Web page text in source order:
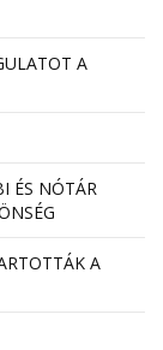
A
ÉS NÓTÁR
A